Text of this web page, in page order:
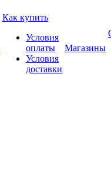
Как купить
Условия
оплаты
Условия
доставки
Магазины